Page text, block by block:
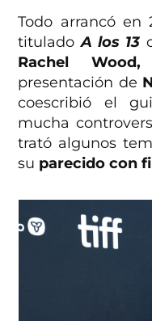
Todo arrancó
tituladoA los 13
Rachel
presentación de
coescribió el
mucha
trató algunos
su parecido con